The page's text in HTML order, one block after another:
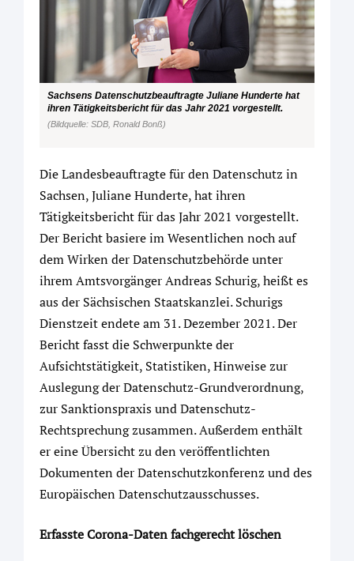
Sachsens Datenschutzbeauftragte Juliane Hunderte hat
ihren Tätigkeitsbericht für das Jahr 2021 vorgestellt.
(Bildquelle: SDB, Ronald Bonß)
Die Landesbeauftragte für den Datenschutz in
Sachsen, Juliane Hunderte, hat ihren
Tätigkeitsbericht für das Jahr 2021 vorgestellt.
Der Bericht basiere im Wesentlichen noch auf
dem Wirken der Datenschutzbehörde unter
ihrem Amtsvorgänger Andreas Schurig, heißt es
aus der Sächsischen Staatskanzlei. Schurigs
Dienstzeit endete am 31. Dezember 2021. Der
Bericht fasst die Schwerpunkte der
Aufsichtstätigkeit, Statistiken, Hinweise zur
Auslegung der Datenschutz-Grundverordnung,
zur Sanktionspraxis und Datenschutz-
Rechtsprechung zusammen. Außerdem enthält
er eine Übersicht zu den veröffentlichten
Dokumenten der Datenschutzkonferenz und des
Europäischen Datenschutzausschusses.
Erfasste Corona-Daten fachgerecht löschen